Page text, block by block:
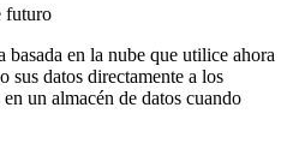
futuro
en la nube que utilice ahora
sus datos directamente a los
un almacén de datos cuando